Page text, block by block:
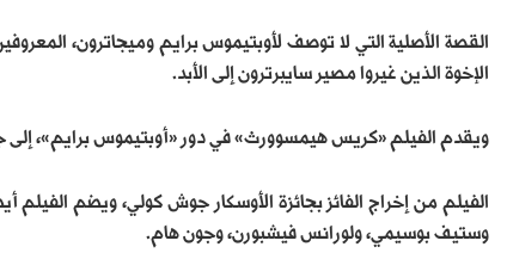
القصة الأصلية التي لا توصف لأوبتيموس برايم وميجاترون،
الإخوة الذين غيروا مصير سايبرترون إلى الأبد.
ويقدم الفيلم «كريس هيمسوورث» في دور «أوبتيموس برايم»، إلى
وستيف بوسيمي، ولورانس فيشبورن، وجون هام.